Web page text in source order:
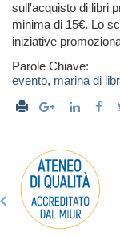
sull'acquisto di libri
minima di 15€. Lo
iniziative
Parole Chiave:
evento, marina di